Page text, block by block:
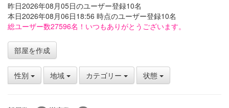
昨日2026年08月05日のユーザー登録10名
本日2026年08月06日18:56 時点のユーザー登録10名
総ユーザー数27596名！いつもありがとうございます。
部屋を作成
性別 地域 カテゴリー 状態